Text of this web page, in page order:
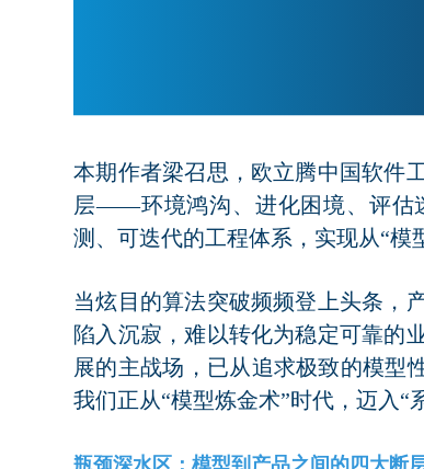
本期作者梁召思，欧立腾中国软件
层——环境鸿沟、进化困境、评估
测、可迭代的工程体系，实现从“模
当炫目的算法突破频频登上头条，
陷入沉寂，难以转化为稳定可靠
展的主战场，已从追求极致的模型
我们正从“模型炼金术”时代，迈入“
瓶颈深水区：模型到产品之间的四大断